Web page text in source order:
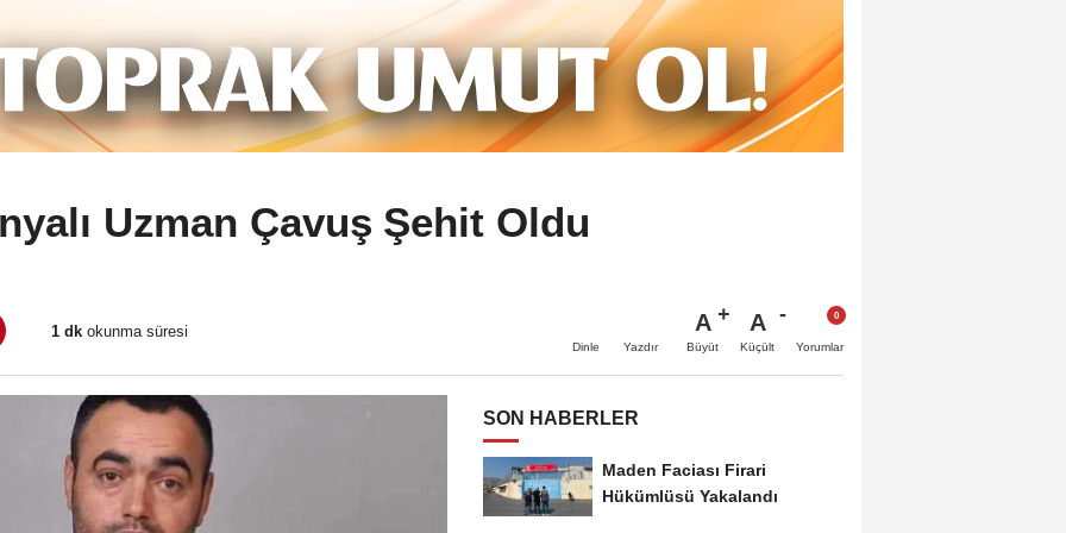
Uzman Çavuş Şehit Oldu
1 dk okunma süresi
Dinle Yazdır
A
Büyüt
A
Küçült Yorumlar
SON HABERLER
Maden Faciası Firari
Hükümlüsü Yakalandı